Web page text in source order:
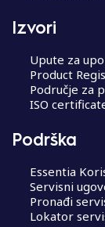
Izvori
Upute za
Product
Područje za
ISO
Podrška
Essentia
Servisni
Pronađi
Lokator